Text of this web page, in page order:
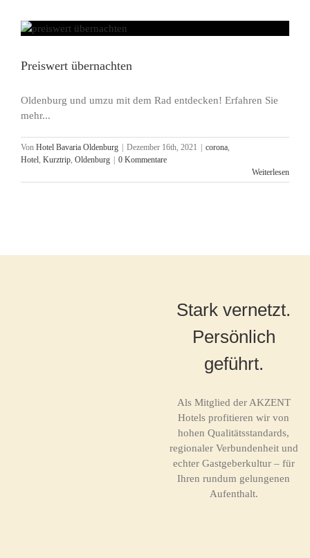
Preiswert übernachten
Oldenburg und umzu mit dem Rad entdecken! Erfahren Sie
mehr...
Von Hotel Bavaria Oldenburg Dezember 16th, 2021 corona,
Hotel, Kurztrip, Oldenburg
0 Kommentare
Weiterlesen
Stark vernetzt.
Persönlich
geführt.
Als Mitglied der AKZENT
Hotels profitieren wir von
hohen Qualitätsstandards,
regionaler Verbundenheit und
echter Gastgeberkultur – für
Ihren rundum gelungenen
Aufenthalt.